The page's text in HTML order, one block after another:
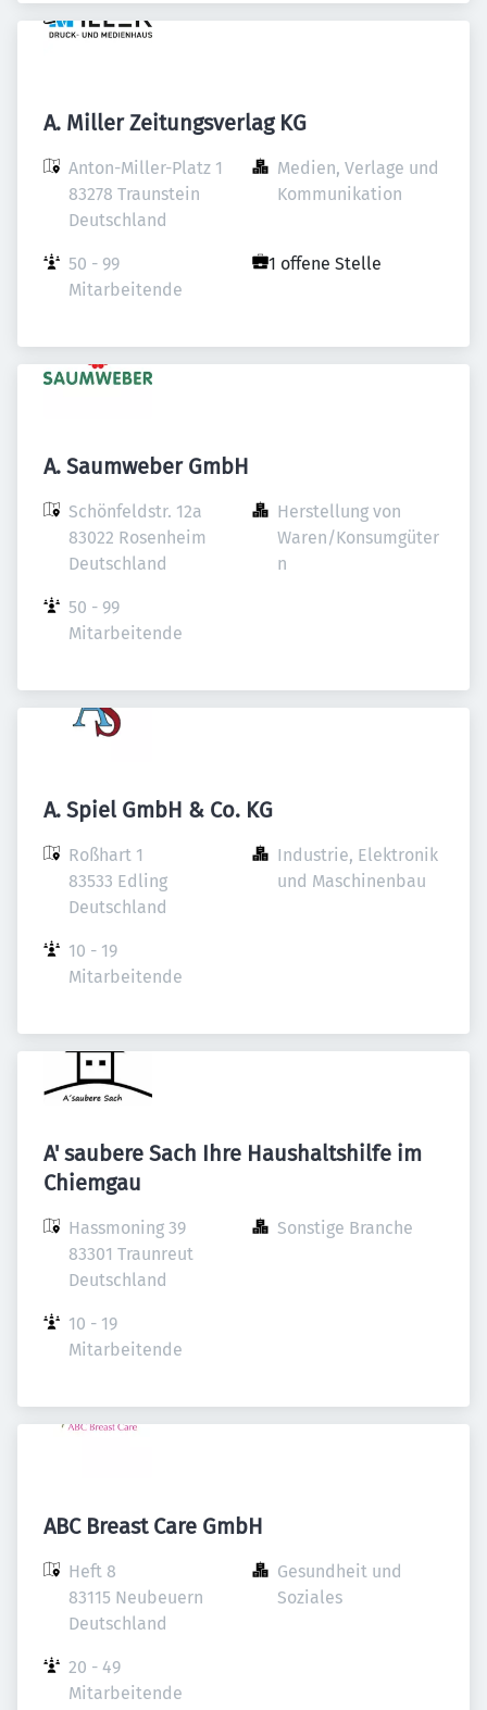
A. Miller Zeitungsverlag KG
Anton-Miller-Platz 1
83278 Traunstein
Deutschland
Medien, Verlage und
Kommunikation
50 - 99
Mitarbeitende
1 offene Stelle
A. Saumweber GmbH
Schönfeldstr. 12a
83022 Rosenheim
Deutschland
Herstellung von
Waren/Konsumgüter
n
50 - 99
Mitarbeitende
A. Spiel GmbH & Co. KG
Roßhart 1
83533 Edling
Deutschland
Industrie, Elektronik
und Maschinenbau
10 - 19
Mitarbeitende
A' saubere Sach Ihre Haushaltshilfe im
Chiemgau
Hassmoning 39
83301 Traunreut
Deutschland
Sonstige Branche
10 - 19
Mitarbeitende
ABC Breast Care GmbH
Heft 8
83115 Neubeuern
Deutschland
Gesundheit und
Soziales
20 - 49
Mitarbeitende